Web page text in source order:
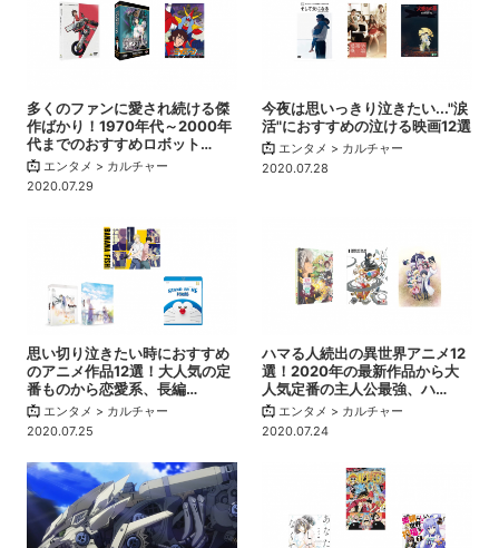
多くのファンに愛され続ける傑
作ばかり！1970年代～2000年
代までのおすすめロボット…
エンタメ > カルチャー
2020.07.29
今夜は思いっきり泣きたい..."涙
活"におすすめの泣ける映画12選
エンタメ > カルチャー
2020.07.28
思い切り泣きたい時におすすめ
のアニメ作品12選！大人気の定
番ものから恋愛系、長編…
エンタメ > カルチャー
2020.07.25
ハマる人続出の異世界アニメ12
選！2020年の最新作品から大
人気定番の主人公最強、ハ…
エンタメ > カルチャー
2020.07.24